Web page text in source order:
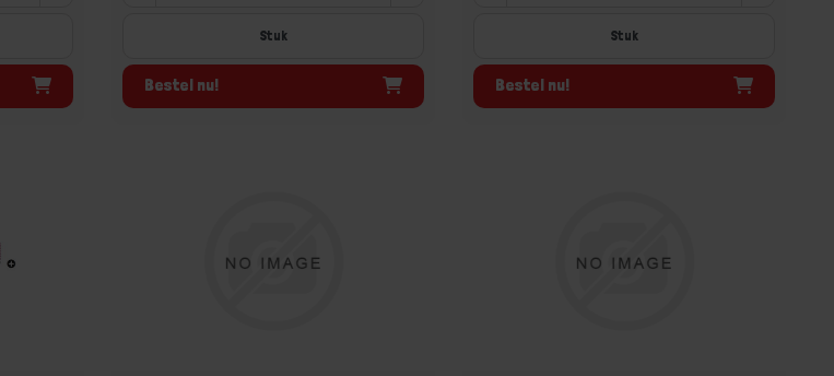
Stuk
Bestel nu!
Stuk
Bestel nu!